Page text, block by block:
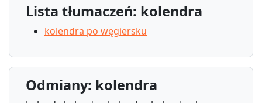
Lista tłumaczeń: kolendra
kolendra po węgiersku
Odmiany: kolendra